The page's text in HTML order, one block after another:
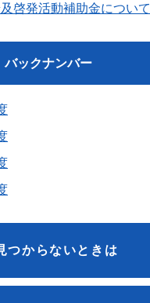
啓発活動補助金について
バックナンバー
つからないときは